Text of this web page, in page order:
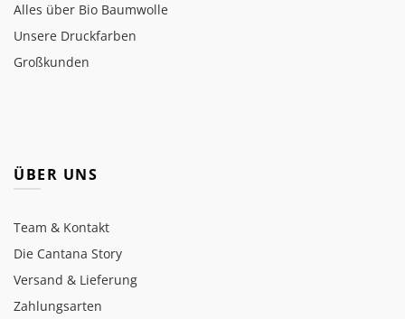
Alles über Bio Baumwolle
Unsere Druckfarben
Großkunden
ÜBER UNS
Team & Kontakt
Die Cantana Story
Versand & Lieferung
Zahlungsarten